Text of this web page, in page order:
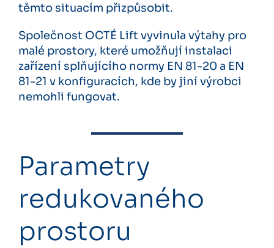
těmto situacím přizpůsobit.
Společnost OCTÉ Lift vyvinula výtahy pro
malé prostory, které umožňují instalaci
zařízení splňujícího normy EN 81-20 a EN
81-21 v konfiguracích, kde by jiní výrobci
nemohli fungovat.
Parametry
redukovaného
prostoru